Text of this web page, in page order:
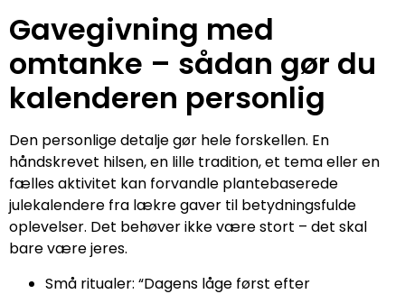
Gavegivning med
omtanke – sådan gør du
kalenderen personlig
Den personlige detalje gør hele forskellen. En
håndskrevet hilsen, en lille tradition, et tema eller en
fælles aktivitet kan forvandle plantebaserede
julekalendere fra lækre gaver til betydningsfulde
oplevelser. Det behøver ikke være stort – det skal
bare være jeres.
Små ritualer: “Dagens låge først efter